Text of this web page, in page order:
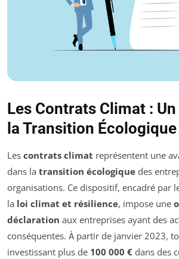
Les Contrats Climat :
la Transition Écologique
Les contrats climat représentent une
dans la transition écologique des
organisations. Ce dispositif, encadré par
la loi climat et résilience, impose une
déclaration aux entreprises ayant des
conséquentes. À partir de janvier 2023,
investissant plus de 100 000 € dans des